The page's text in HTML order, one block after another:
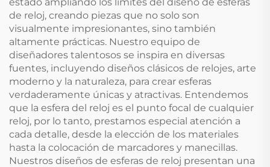
de reloj, creando piezas que no solo son
visualmente impresionantes, sino también
altamente prácticas. Nuestro equipo de
diseñadores talentosos se inspira en diversas
fuentes, incluyendo diseños clásicos de relojes, arte
moderno y la naturaleza, para crear esferas
verdaderamente únicas y atractivas. Entendemos
que la esfera del reloj es el punto focal de cualquier
reloj, por lo tanto, prestamos especial atención a
cada detalle, desde la elección de los materiales
hasta la colocación de marcadores y manecillas.
Nuestros diseños de esferas de reloj presentan una